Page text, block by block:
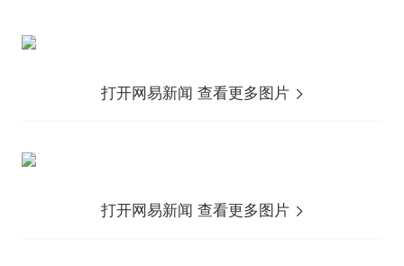
打开网易新闻 查看更多图片
打开网易新闻 查看更多图片